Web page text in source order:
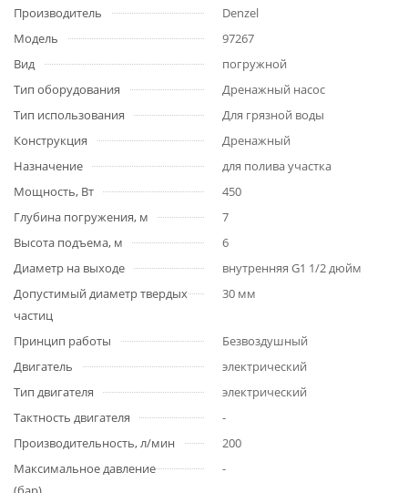
Производитель
Denzel
Модель
97267
Вид
погружной
Тип оборудования
Дренажный насос
Тип использования
Для грязной воды
Конструкция
Дренажный
Назначение
для полива участка
Мощность, Вт
450
Глубина погружения, м
7
Высота подъема, м
6
Диаметр на выходе
внутренняя G1 1/2 дюйм
Допустимый диаметр твердых
частиц
30 мм
Принцип работы
Безвоздушный
Двигатель
электрический
Тип двигателя
электрический
Тактность двигателя
-
Производительность, л/мин
200
Максимальное давление
-